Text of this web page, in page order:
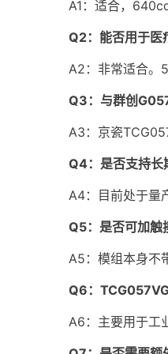
A1：适合，
Q2：能否用于医
A2：非常适合。
Q3：与群创
A3：京瓷
Q4：是否支持长
A4：目前处于量
Q5：是否可加触
A5：模组本身不
Q6：
A6：主要用于工